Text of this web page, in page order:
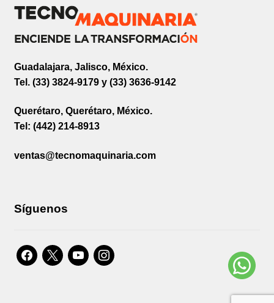
Guadalajara, Jalisco, México.
Tel. (33) 3824-9179 y (33) 3636-9142
Querétaro, Querétaro, México.
Tel: (442) 214-8913
ventas@tecnomaquinaria.com
Síguenos
facebook
x youtubeinstagram